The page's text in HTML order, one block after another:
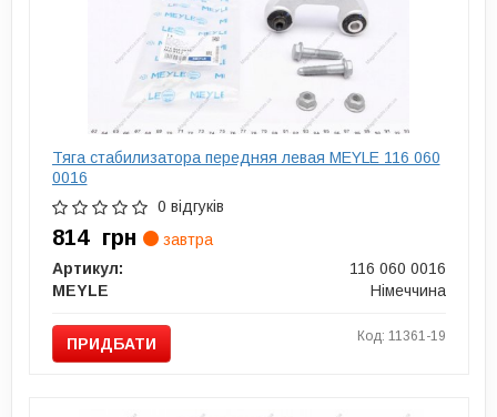
Тяга стабилизатора передняя левая MEYLE 116 060
0016
0 відгуків
814 грн
завтра
Артикул:
116 060 0016
MEYLE
Німеччина
ПРИДБАТИ Код: 11361-19